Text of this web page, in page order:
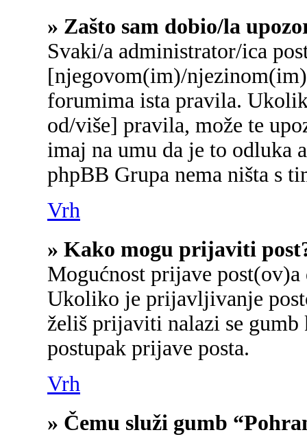
» Zašto sam dobio/la
Svaki/a administrator/ica
[njegovom(im)/
forumima ista pravila.
od/više] pravila, može te
imaj na umu da je to odluka
phpBB Grupa nema ništa s
Vrh
» Kako mogu prijaviti
Mogućnost prijave
Ukoliko je prijavljivanje
želiš prijaviti nalazi se
postupak prijave posta.
Vrh
» Čemu služi gumb